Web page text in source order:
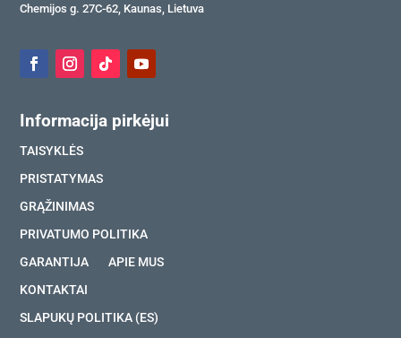
Chemijos g. 27C-62, Kaunas, Lietuva
Informacija pirkėjui
TAISYKLĖS
PRISTATYMAS
GRĄŽINIMAS
PRIVATUMO POLITIKA
GARANTIJA
APIE MUS
KONTAKTAI
SLAPUKŲ POLITIKA (ES)